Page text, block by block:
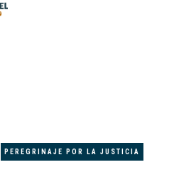
PEREGRINAJE POR LA JUSTICIA